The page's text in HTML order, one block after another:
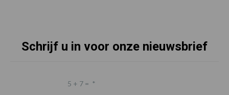
Schrijf u in voor onze nieuwsbrief
5 + 7 = *